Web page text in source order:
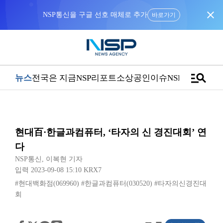
NSP통신을 구글 선호 매체로 추가 바로가기 close
뉴스전국은 지금NSP리포트소상공인이슈NSPTVmanage_search
현대百·한글과컴퓨터, ‘타자의 신 경진대회’ 연
다
NSP통신 , 이복현 기자
입력 2023-09-08 15:10 KRX7
#현대백화점(069960) #한글과컴퓨터(030520) #타자의신경진대
회